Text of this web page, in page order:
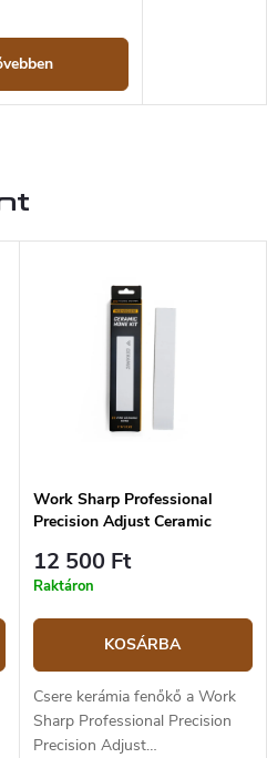
Work Sharp Professional
Precision Adjust Ceramic
12 500 Ft
Raktáron
KOSÁRBA
Csere kerámia fenőkő a Work
Sharp Professional Precision
Precision Adjust